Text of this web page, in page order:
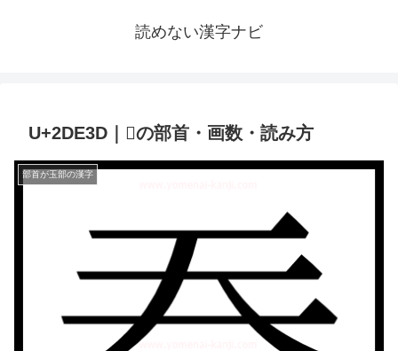
読めない漢字ナビ
U+2DE3D｜𭸽の部首・画数・読み方
部首が玉部の漢字